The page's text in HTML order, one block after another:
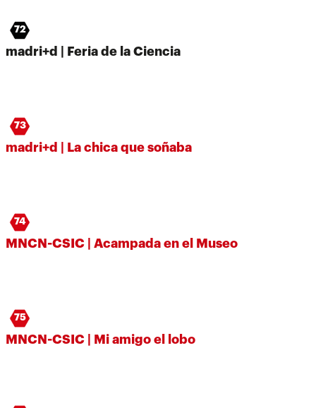
72
madri+d | Feria de la Ciencia
73
madri+d | La chica que soñaba
74
MNCN-CSIC | Acampada en el Museo
75
MNCN-CSIC | Mi amigo el lobo